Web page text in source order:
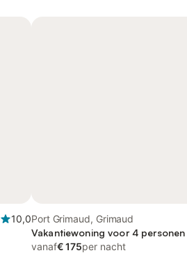
10,0Port Grimaud, Grimaud
Vakantiewoning voor 4 personen
vanaf€ 175per nacht